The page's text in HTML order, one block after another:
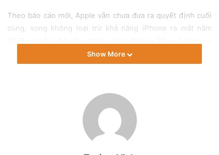
Theo báo cáo mới, Apple vẫn chưa đưa ra quyết định cuối
cùng, song không loại trừ khả năng iPhone ra mắt năm
loại màn hình này. Nếu điều đó xảy ra, LG có thể trở thành
nhà cung cấp độc quyền hoặc gia tăng đáng kể thị phần so
trong lĩnh vực màn hình. Hiện LG đang nắm giữ 348 bằng
sáng chế tại Mỹ liên quan đến Tandem OLED.
Show More